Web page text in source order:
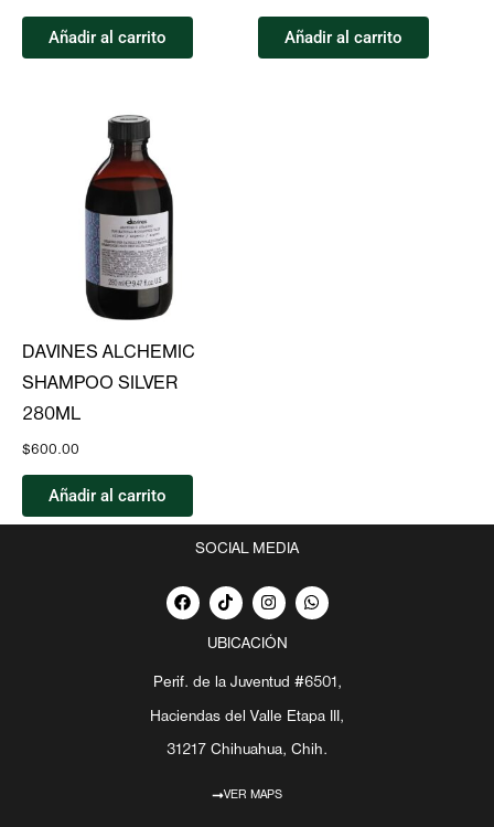
Añadir al carrito Añadir al carrito
DAVINES ALCHEMIC
SHAMPOO SILVER
280ML
$600.00
Añadir al carrito
SOCIAL MEDIA
F
a
c
o
o
k
T
i
k
t
k
I
n
s
t
g
r
a
m
W
h
a
a
p
p
UBICACIÓN
Perif. de la Juventud #6501,
Haciendas del Valle Etapa III,
31217 Chihuahua, Chih.
VER MAPS